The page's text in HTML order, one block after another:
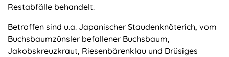
Restabfälle behandelt.
Betroffen sind u.a. Japanischer Staudenknöterich, vom
Buchsbaumzünsler befallener Buchsbaum,
Jakobskreuzkraut, Riesenbärenklau und Drüsiges